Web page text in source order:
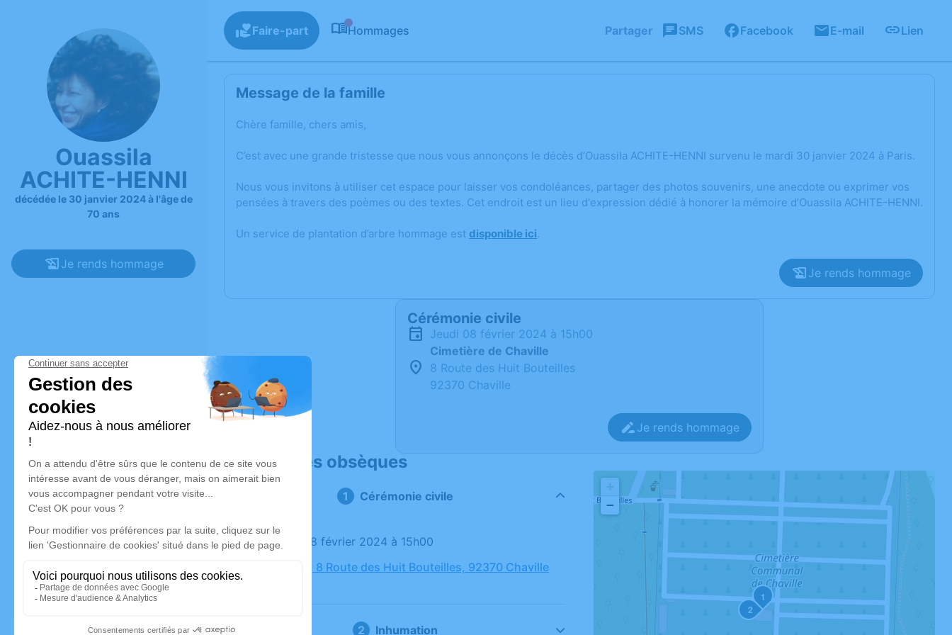
Ouassila
ACHITE-HENNI
décédée le 30 janvier 2024 à l'âge de
70 ans
Je rends hommage
Faire-part Hommages Partager SMS Facebook E-mail Lien
Message de la famille
Chère famille, chers amis,
C’est avec une grande tristesse que nous vous annonçons le décès d’Ouassila ACHITE-HENNI survenu le mardi 30 janvier 2024 à Paris.
Nous vous invitons à utiliser cet espace pour laisser vos condoléances, partager des photos souvenirs, une anecdote ou exprimer vos
pensées à travers des poèmes ou des textes. Cet endroit est un lieu d'expression dédié à honorer la mémoire d’Ouassila ACHITE-HENNI.
Un service de plantation d’arbre hommage est disponible ici.
Je rends hommage
Cérémonie civile
jeudi 08 février 2024 à 15h00
Cimetière de Chaville
8 Route des Huit Bouteilles
92370 Chaville
Je rends hommage
Déroulé des obsèques
Cérémonie civile
Le jeudi 08 février 2024 à 15h00
Cimetière, 8 Route des Huit Bouteilles, 92370 Chaville
Inhumation
1
2
−